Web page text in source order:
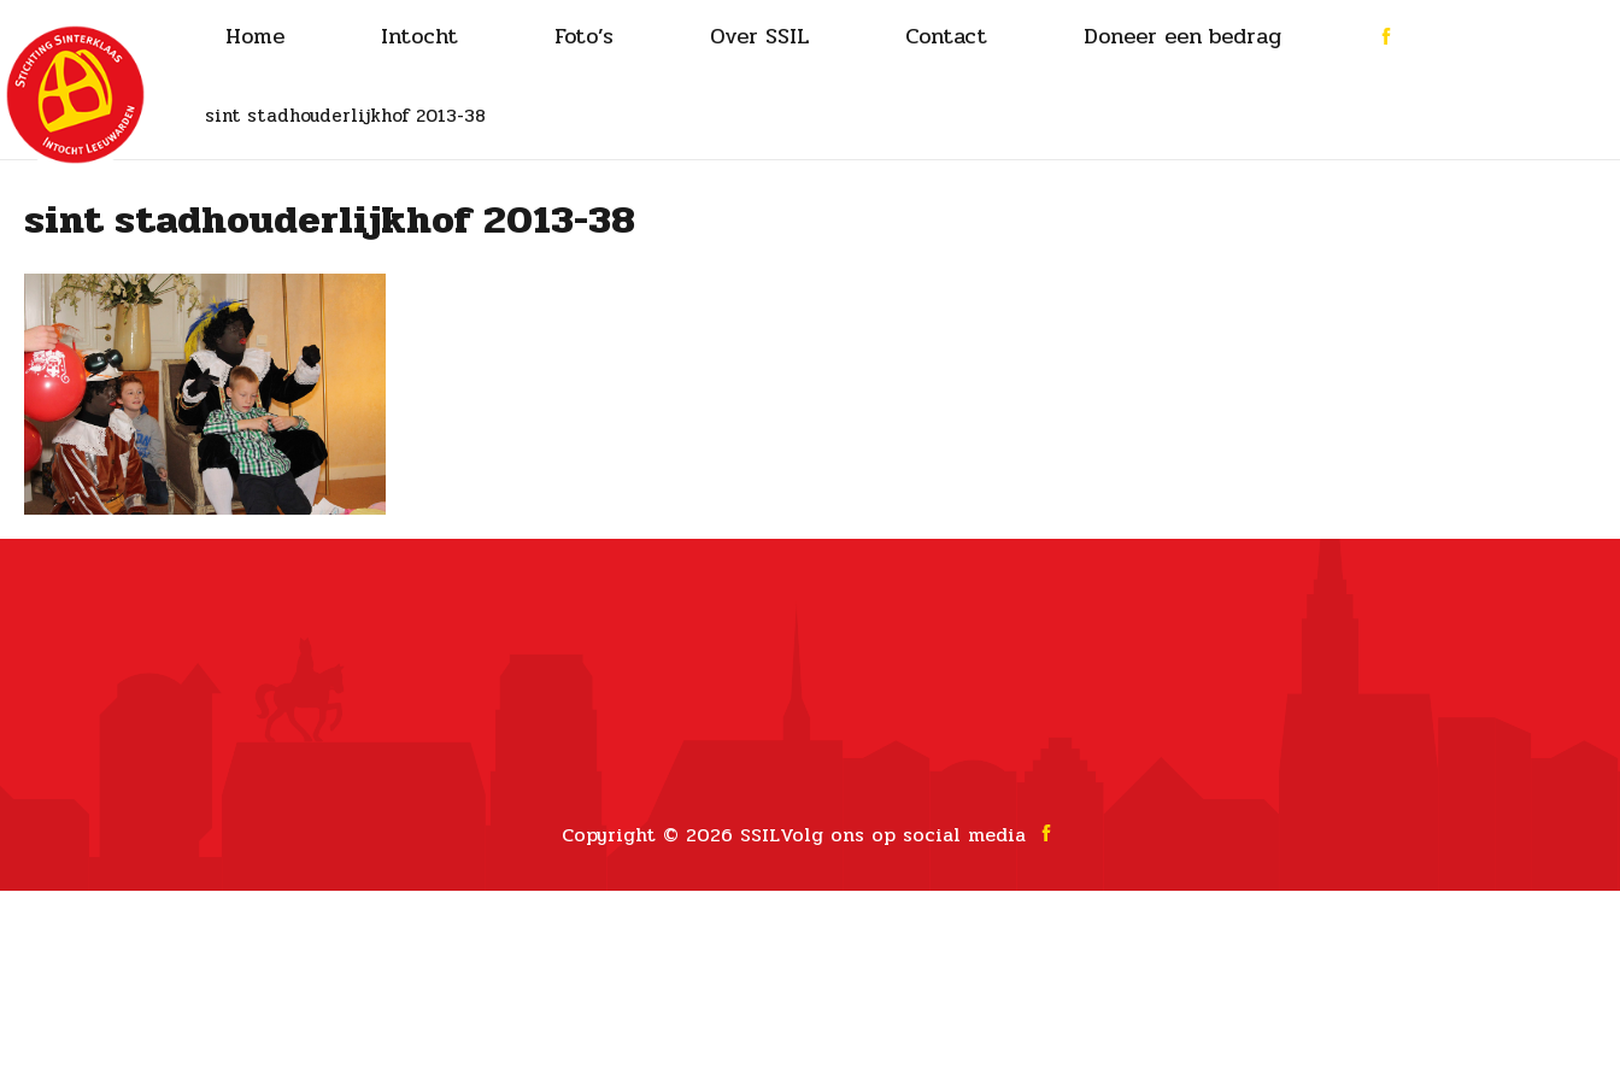
Home Intocht Foto’s Over SSIL Contact Doneer een bedrag
sint stadhouderlijkhof 2013-38
sint stadhouderlijkhof 2013-38
Copyright © 2026 SSILVolg ons op social media